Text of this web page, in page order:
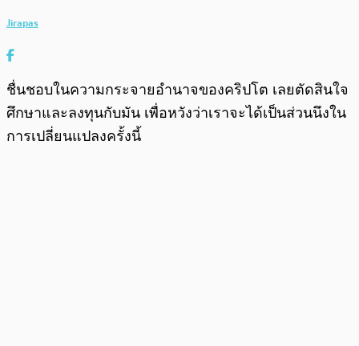
Jirapas
ชื่นชอบในความกระจายอำนาจของคริปโต เลยตัดสินใจ
ศึกษาและลงทุนกับมัน เพื่อหวังว่าเราจะได้เป็นส่วนนึงใน
การเปลี่ยนแปลงครั้งนี้